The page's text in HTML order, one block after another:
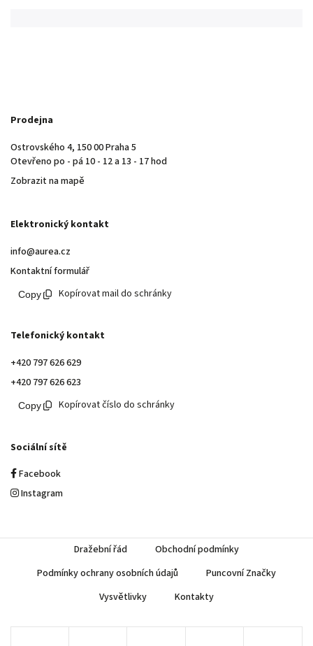
Prodejna
Ostrovského 4, 150 00 Praha 5
Otevřeno po - pá 10 - 12 a 13 - 17 hod
Zobrazit na mapě
Elektronický kontakt
info@aurea.cz
Kontaktní formulář
Kopírovat mail do schránky
Telefonický kontakt
+420 797 626 629
+420 797 626 623
Kopírovat číslo do schránky
Sociální sítě
Facebook
Instagram
Dražební řád
Obchodní podmínky
Podmínky ochrany osobních údajů
Puncovní Značky
Vysvětlivky
Kontakty